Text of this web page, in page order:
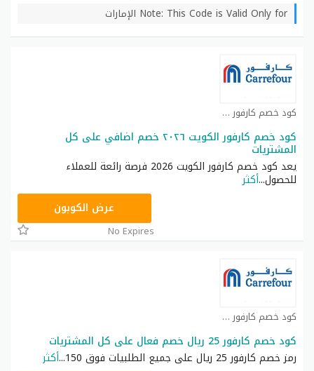
Note: This Code is Valid Only for الإمارات
كود خصم كارفور كوبون
كود خصم كارفور الكويت ٢٠٢٦ خصم اضافي على كل
المشتريات
يعد كود خصم كارفور الكويت 2026 فرصة رائعة للعملاء
للحصول...أكثر
عرض الكوبون
No Expires
كود خصم كارفور كوبون
كود خصم كارفور 25 ريال خصم فعال على كل المشتريات
رمز خصم كارفور 25 ريال على جميع الطلبيات فوق 150
...أكثر